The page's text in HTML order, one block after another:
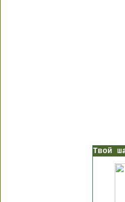
Твой